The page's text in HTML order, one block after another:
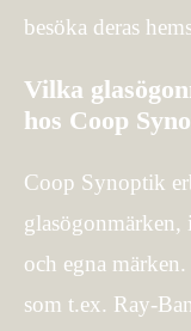
besöka deras
Vilka
hos Coop
Coop Synoptik
och egna
som t.ex. Ray-